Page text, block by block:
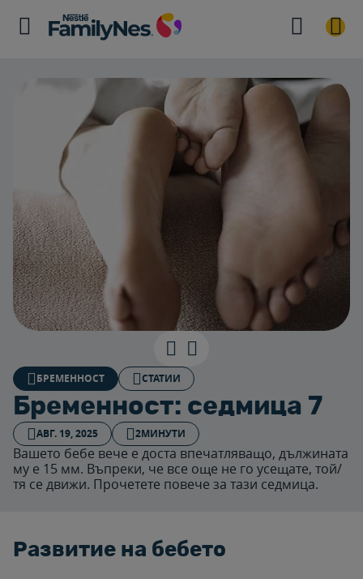
БРЕМЕННОСТ СТАТИИ
Бременност: седмица 7
АВГ. 19, 2025 2МИНУТИ
Вашето бебе вече е доста впечатляващо, дължината
му е 15 мм. Въпреки, че все още не го усещате, той/
тя се движи. Прочетете повече за тази седмица.
Развитие на бебето